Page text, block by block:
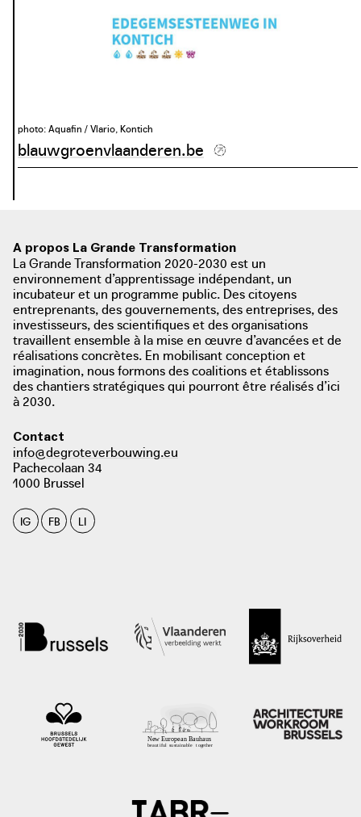
photo: Aquafin / Vlario, Kontich
blauwgroenvlaanderen.be
A propos La Grande Transformation
La Grande Transformation 2020-2030 est un
environnement d’apprentissage indépendant, un
incubateur et un programme public. Des citoyens
entreprenants, des gouvernements, des entreprises, des
investisseurs, des scientifiques et des organisations
travaillent ensemble à la mise en œuvre d’avancées et de
réalisations concrètes. En mobilisant conception et
imagination, nous formons des coalitions et établissons
des chantiers stratégiques qui pourront être réalisés d’ici
à 2030.
Contact
info@degroteverbouwing.eu
Pachecolaan 34
1000 Brussel
IG FB LI